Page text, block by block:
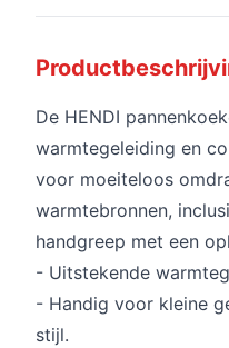
De HENDI
warmtegeleiding en
voor moeiteloos
warmtebronnen,
handgreep met een
- Uitstekende
- Handig voor kleine
stijl.